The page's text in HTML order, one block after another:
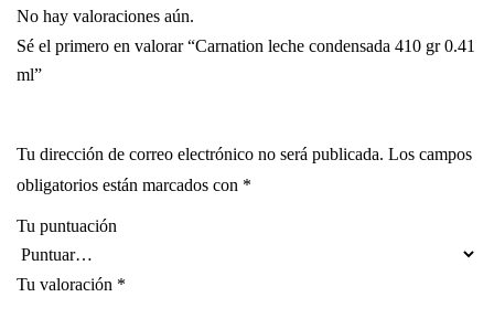
No hay valoraciones aún.
Sé el primero en valorar “Carnation leche condensada 410 gr 0.41
ml”
Tu dirección de correo electrónico no será publicada. Los campos
obligatorios están marcados con *
Tu puntuación
Tu valoración *